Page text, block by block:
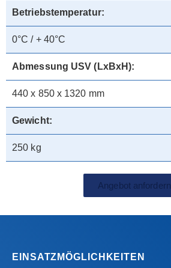
Betriebstemperatur:
0°C / + 40°C
Abmessung USV (LxBxH):
440 x 850 x 1320 mm
Gewicht:
250 kg
Angebot anfordern
EINSATZMÖGLICHKEITEN